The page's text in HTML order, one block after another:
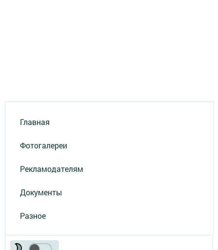
Главная
Фотогалереи
Рекламодателям
Документы
Разное